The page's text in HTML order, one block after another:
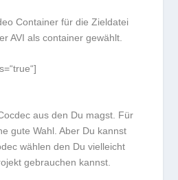
Container für die Zieldatei
AVI als container gewählt.
aus den Du magst. Für
gute Wahl. Aber Du kannst
wählen den Du vielleicht
gebrauchen kannst.